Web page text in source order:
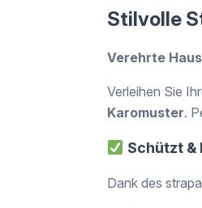
Stilvolle
Verehrte
Verleihen Sie
Karomuster.
Schützt &
Dank des